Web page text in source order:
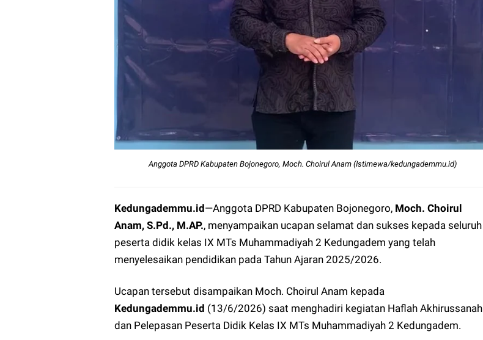
Anggota DPRD Kabupaten Bojonegoro, Moch. Choirul Anam (Istimewa/kedungademmu.id)
Kedungademmu.id—Anggota DPRD Kabupaten Bojonegoro, Moch. Choirul
Anam, S.Pd., M.AP., menyampaikan ucapan selamat dan sukses kepada seluruh
peserta didik kelas IX MTs Muhammadiyah 2 Kedungadem yang telah
menyelesaikan pendidikan pada Tahun Ajaran 2025/2026.
Ucapan tersebut disampaikan Moch. Choirul Anam kepada
Kedungademmu.id (13/6/2026) saat menghadiri kegiatan Haflah Akhirussanah
dan Pelepasan Peserta Didik Kelas IX MTs Muhammadiyah 2 Kedungadem.